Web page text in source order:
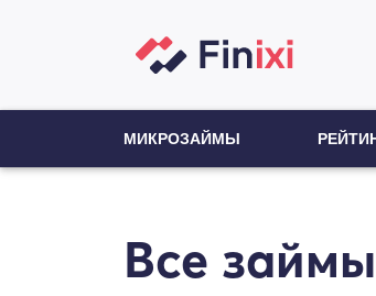
МИКРОЗАЙМЫ
Все займы